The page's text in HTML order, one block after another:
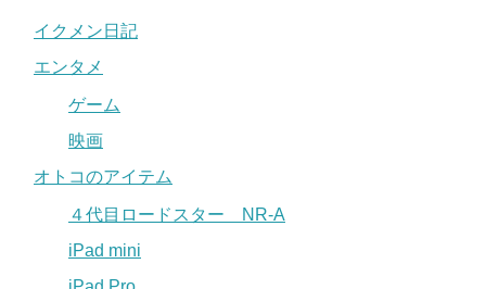
イクメン日記
エンタメ
ゲーム
映画
オトコのアイテム
４代目ロードスター NR-A
iPad mini